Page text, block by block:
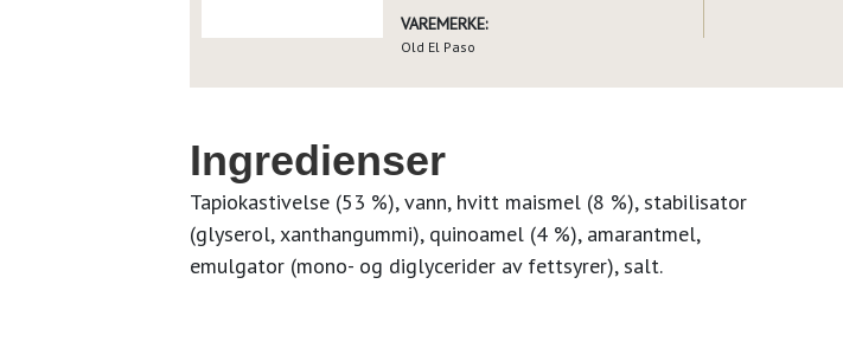
VAREMERKE:
Old El Paso
Ingredienser
Tapiokastivelse (53 %), vann, hvitt maismel (8 %), stabilisator
(glyserol, xanthangummi), quinoamel (4 %), amarantmel,
emulgator (mono- og diglycerider av fettsyrer), salt.